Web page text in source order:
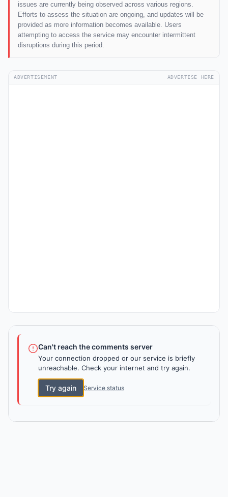
issues are currently being observed across various regions.
Efforts to assess the situation are ongoing, and updates will be
provided as more information becomes available. Users
attempting to access the service may encounter intermittent
disruptions during this period.
ADVERTISEMENT ADVERTISE HERE
Can't reach the comments server
Your connection dropped or our service is briefly
unreachable. Check your internet and try again.
Try again Service status